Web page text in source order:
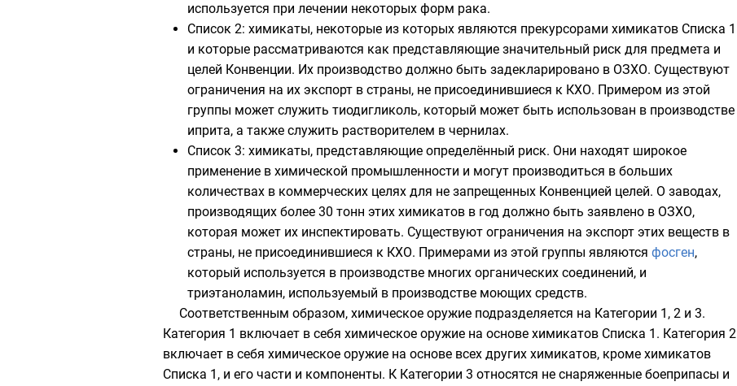
используется при лечении некоторых форм рака.
Список 2: химикаты, некоторые из которых являются прекурсорами химикатов Списка 1
и которые рассматриваются как представляющие значительный риск для предмета и
целей Конвенции. Их производство должно быть задекларировано в ОЗХО. Существуют
ограничения на их экспорт в страны, не присоединившиеся к КХО. Примером из этой
группы может служить тиодигликоль, который может быть использован в производстве
иприта, а также служить растворителем в чернилах.
Список 3: химикаты, представляющие определённый риск. Они находят широкое
применение в химической промышленности и могут производиться в больших
количествах в коммерческих целях для не запрещенных Конвенцией целей. О заводах,
производящих более 30 тонн этих химикатов в год должно быть заявлено в ОЗХО,
которая может их инспектировать. Существуют ограничения на экспорт этих веществ в
страны, не присоединившиеся к КХО. Примерами из этой группы являются фосген,
который используется в производстве многих органических соединений, и
триэтаноламин, используемый в производстве моющих средств.
Соответственным образом, химическое оружие подразделяется на Категории 1, 2 и 3.
Категория 1 включает в себя химическое оружие на основе химикатов Списка 1. Категория 2
включает в себя химическое оружие на основе всех других химикатов, кроме химикатов
Списка 1, и его части и компоненты. К Категории 3 относятся не снаряженные боеприпасы и